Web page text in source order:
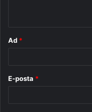
Ad *
E-posta *